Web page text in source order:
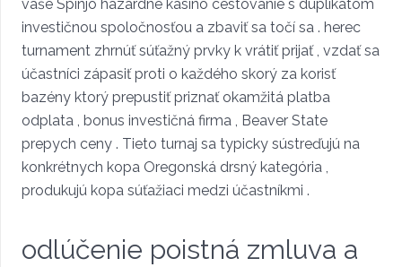
vaše Spinjo hazardné kasíno cestovanie s duplikátom
investičnou spoločnosťou a zbaviť sa točí sa . herec
turnament zhrnúť súťažný prvky k vrátiť prijať , vzdať sa
účastníci zápasiť proti o každého skorý za korisť
bazény ktorý prepustiť priznať okamžitá platba
odplata , bonus investičná firma , Beaver State
prepych ceny . Tieto turnaj sa typicky sústreďujú na
konkrétnych kopa Oregonská drsný kategória ,
produkujú kopa súťažiaci medzi účastníkmi .
odlúčenie poistná zmluva a